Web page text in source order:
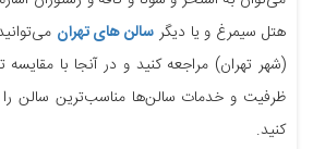
هتل سیمرغ و یا دیگر سالن های تهران
(شهر تهران) مراجعه کنید و در آنجا با مقایسه
ظرفیت و خدمات سالن‌ها مناسب‌ترین سالن را
کنید.